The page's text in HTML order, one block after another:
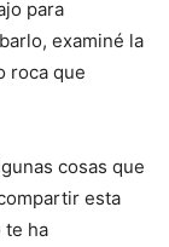
para
examiné la
roca que
cosas que
esta
te ha